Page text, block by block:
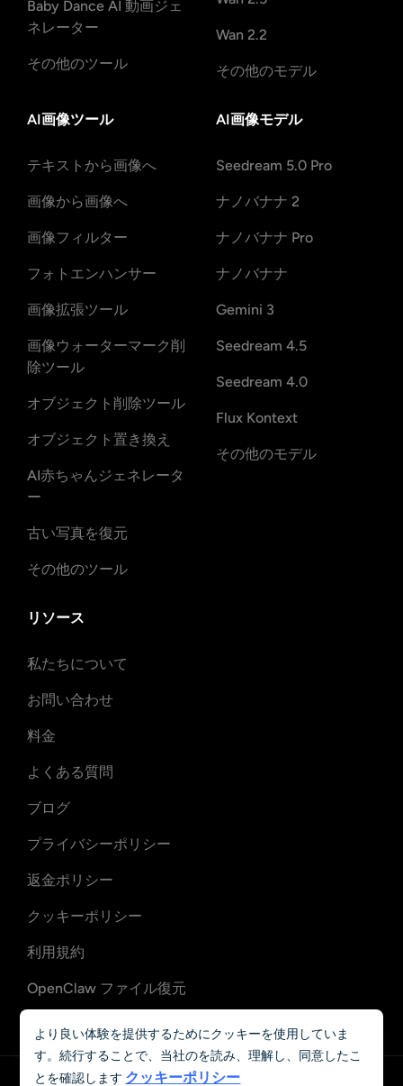
Baby Dance AI 動画ジェ
ネレーター
その他のツール
Wan 2.2
その他のモデル
AI画像ツール
テキストから画像へ
画像から画像へ
画像フィルター
フォトエンハンサー
画像拡張ツール
画像ウォーターマーク削
除ツール
オブジェクト削除ツール
オブジェクト置き換え
AI赤ちゃんジェネレータ
ー
古い写真を復元
その他のツール
AI画像モデル
Seedream 5.0 Pro
ナノバナナ 2
ナノバナナ Pro
ナノバナナ
Gemini 3
Seedream 4.5
Seedream 4.0
Flux Kontext
その他のモデル
リソース
私たちについて
お問い合わせ
料金
よくある質問
ブログ
プライバシーポリシー
返金ポリシー
クッキーポリシー
利用規約
OpenClaw ファイル復元
OpenClaw メール復旧
より良い体験を提供するためにクッキーを使用していま
す。続行することで、当社のを読み、理解し、同意したこ
とを確認します クッキーポリシー